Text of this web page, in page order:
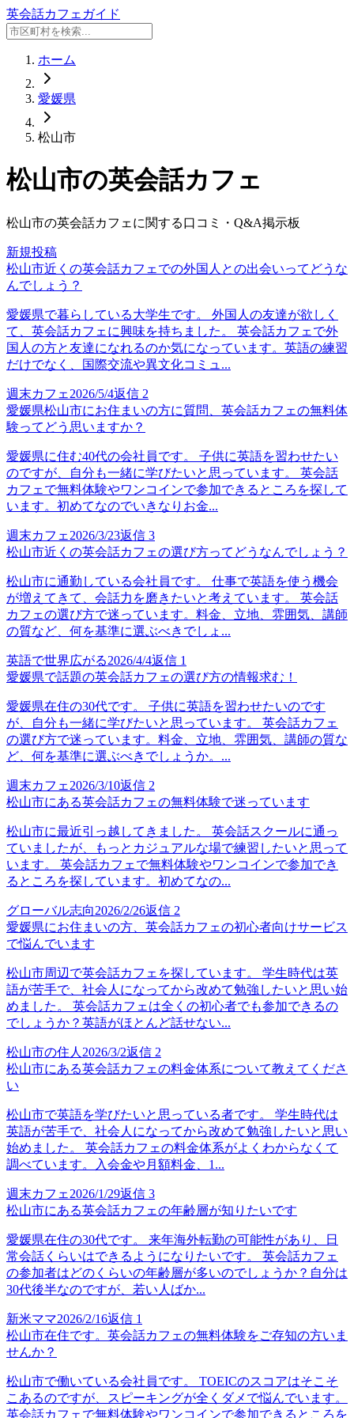
英会話カフェガイド
ホーム
愛媛県
松山市
松山市の英会話カフェ
松山市の英会話カフェに関する口コミ・Q&A掲示板
新規投稿
松山市近くの英会話カフェでの外国人との出会いってどうな
んでしょう？
愛媛県で暮らしている大学生です。 外国人の友達が欲しく
て、英会話カフェに興味を持ちました。 英会話カフェで外
国人の方と友達になれるのか気になっています。英語の練習
だけでなく、国際交流や異文化コミュ...
週末カフェ 2026/5/4返信 2
愛媛県松山市にお住まいの方に質問、英会話カフェの無料体
験ってどう思いますか？
愛媛県に住む40代の会社員です。 子供に英語を習わせたい
のですが、自分も一緒に学びたいと思っています。 英会話
カフェで無料体験やワンコインで参加できるところを探して
います。初めてなのでいきなりお金...
週末カフェ 2026/3/23返信 3
松山市近くの英会話カフェの選び方ってどうなんでしょう？
松山市に通勤している会社員です。 仕事で英語を使う機会
が増えてきて、会話力を磨きたいと考えています。 英会話
カフェの選び方で迷っています。料金、立地、雰囲気、講師
の質など、何を基準に選ぶべきでしょ...
英語で世界広がる2026/4/4返信 1
愛媛県で話題の英会話カフェの選び方の情報求む！
愛媛県在住の30代です。 子供に英語を習わせたいのです
が、自分も一緒に学びたいと思っています。 英会話カフェ
の選び方で迷っています。料金、立地、雰囲気、講師の質な
ど、何を基準に選ぶべきでしょうか。...
週末カフェ 2026/3/10返信 2
松山市にある英会話カフェの無料体験で迷っています
松山市に最近引っ越してきました。 英会話スクールに通っ
ていましたが、もっとカジュアルな場で練習したいと思って
います。 英会話カフェで無料体験やワンコインで参加でき
るところを探しています。初めてなの...
グローバル志向2026/2/26返信 2
愛媛県にお住まいの方、英会話カフェの初心者向けサービス
で悩んでいます
松山市周辺で英会話カフェを探しています。 学生時代は英
語が苦手で、社会人になってから改めて勉強したいと思い始
めました。 英会話カフェは全くの初心者でも参加できるの
でしょうか？英語がほとんど話せない...
松山市の住人 2026/3/2返信 2
松山市にある英会話カフェの料金体系について教えてくださ
い
松山市で英語を学びたいと思っている者です。 学生時代は
英語が苦手で、社会人になってから改めて勉強したいと思い
始めました。 英会話カフェの料金体系がよくわからなくて
調べています。入会金や月額料金、1...
週末カフェ 2026/1/29返信 3
松山市にある英会話カフェの年齢層が知りたいです
愛媛県在住の30代です。 来年海外転勤の可能性があり、日
常会話くらいはできるようになりたいです。 英会話カフェ
の参加者はどのくらいの年齢層が多いのでしょうか？自分は
30代後半なのですが、若い人ばか...
新米ママ2026/2/16返信 1
松山市在住です。英会話カフェの無料体験をご存知の方いま
せんか？
松山市で働いている会社員です。 TOEICのスコアはそこそ
こあるのですが、スピーキングが全くダメで悩んでいます。
英会話カフェで無料体験やワンコインで参加できるところを